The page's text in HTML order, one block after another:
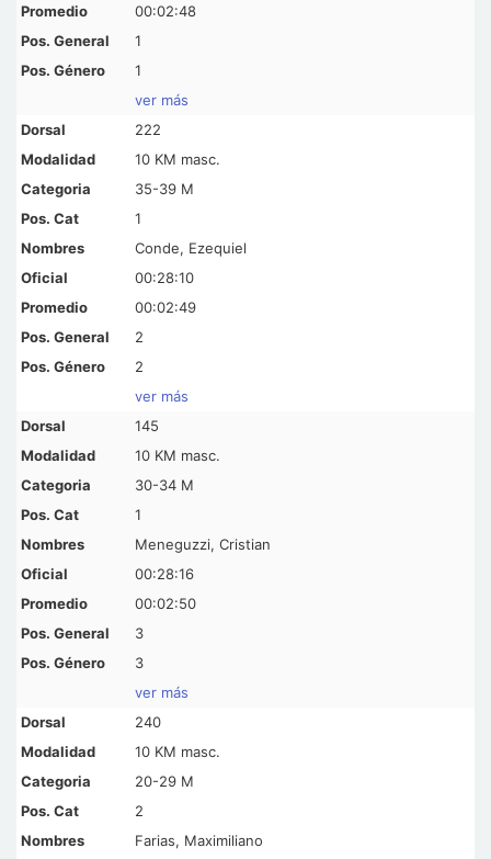
00:02:48
1
1
ver más
222
10 KM masc.
35-39 M
1
Conde, Ezequiel
00:28:10
00:02:49
2
2
ver más
145
10 KM masc.
30-34 M
1
Meneguzzi, Cristian
00:28:16
00:02:50
3
3
ver más
240
10 KM masc.
20-29 M
2
Farias, Maximiliano